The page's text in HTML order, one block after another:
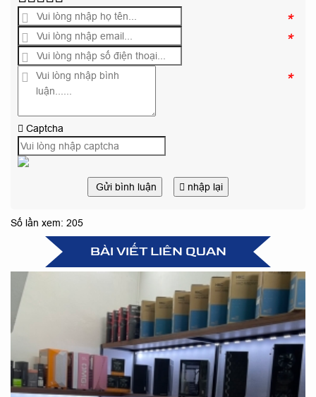
*
*
*
Captcha
Gửi bình luận nhập lại
Số lần xem: 205
BÀI VIẾT LIÊN QUAN